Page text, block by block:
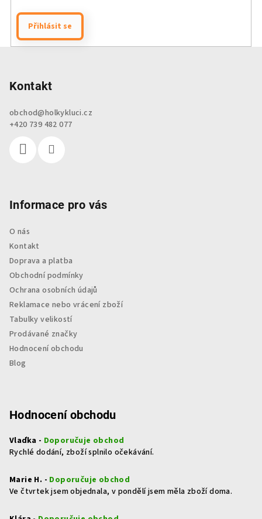
Přihlásit se
Kontakt
obchod@holkykluci.cz
+420 739 482 077
Informace pro vás
O nás
Kontakt
Doprava a platba
Obchodní podmínky
Ochrana osobních údajů
Reklamace nebo vrácení zboží
Tabulky velikostí
Prodávané značky
Hodnocení obchodu
Blog
Hodnocení obchodu
Vlaďka - Doporučuje obchod
Rychlé dodání, zboží splnilo očekávání.
Marie H. - Doporučuje obchod
Ve čtvrtek jsem objednala, v pondělí jsem měla zboží doma.